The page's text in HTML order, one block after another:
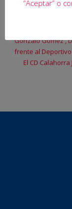
El CD
Gonzalo Gómez ,
frente al Deportivo
El CD
“Aceptar” o